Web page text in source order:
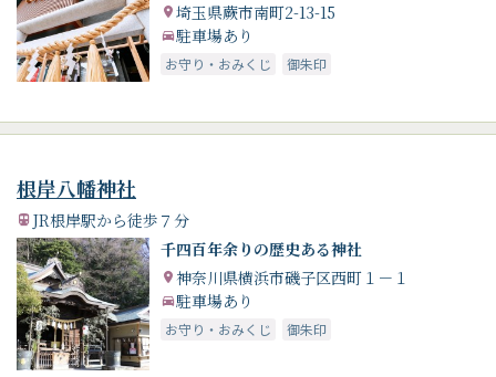
埼玉県蕨市南町2-13-15
駐車場あり
お守り・おみくじ 御朱印
根岸八幡神社
JR根岸駅から徒歩７分
千四百年余りの歴史ある神社
神奈川県横浜市磯子区西町１－１
駐車場あり
お守り・おみくじ 御朱印